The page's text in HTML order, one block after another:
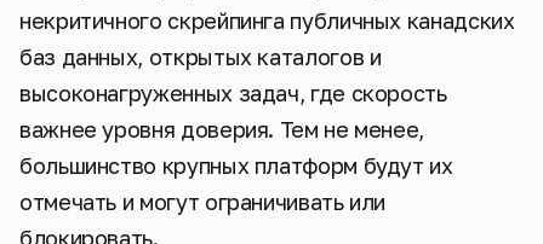
некритичного скрейпинга публичных канадских
баз данных, открытых каталогов и
высоконагруженных задач, где скорость
важнее уровня доверия. Тем не менее,
большинство крупных платформ будут их
отмечать и могут ограничивать или
блокировать.